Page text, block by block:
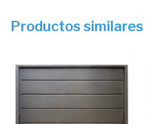
Productos similares